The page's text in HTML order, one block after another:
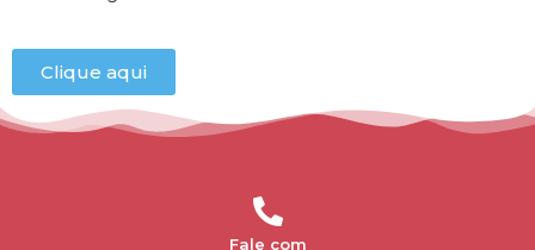
Clique aqui
Fale com